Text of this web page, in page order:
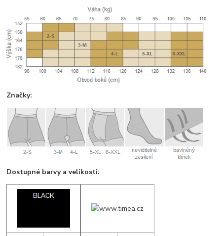
Značky:
Dostupné barvy a velikosti: